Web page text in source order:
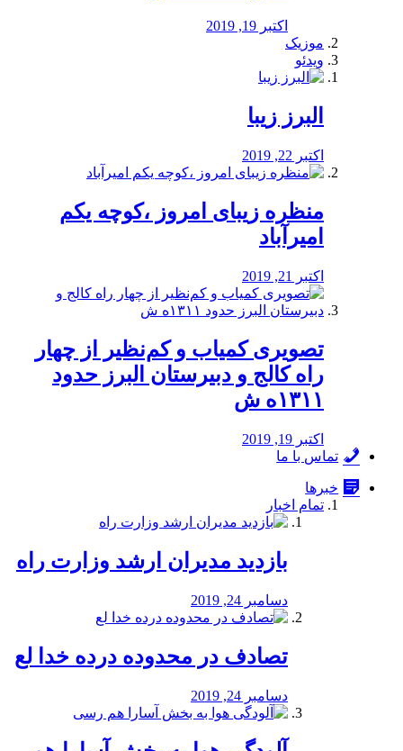
اکتبر 19, 2019
موزیک
ویدئو
البرز زیبا
اکتبر 22, 2019
منظره‌‌ زیبای امروز ،کوچه یکم
امیرآباد
اکتبر 21, 2019
️تصویری کمیاب و کم‌نظیر از چهار
راه كالج و دبيرستان البرز حدود
۱۳۱۱ه ش
اکتبر 19, 2019
تماس با ما
خبرها
تمام اخبار
بازدید مدیران ارشد وزارت راه
دسامبر 24, 2019
تصادف در محدوده درده خدا لع
دسامبر 24, 2019